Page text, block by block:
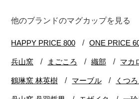
他のブランドのマグカップを見る